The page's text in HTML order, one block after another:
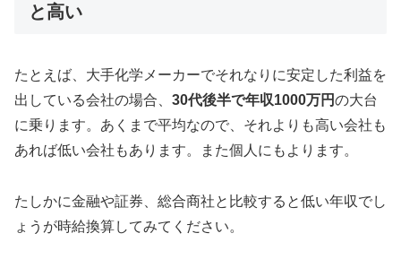
と高い
たとえば、大手化学メーカーでそれなりに安定した利益を
出している会社の場合、 30代後半で年収1000万円の大台
に乗ります。あくまで平均なので、それよりも高い会社も
あれば低い会社もあります。また個人にもよります。
たしかに金融や証券、総合商社と比較すると低い年収でし
ょうが時給換算してみてください。